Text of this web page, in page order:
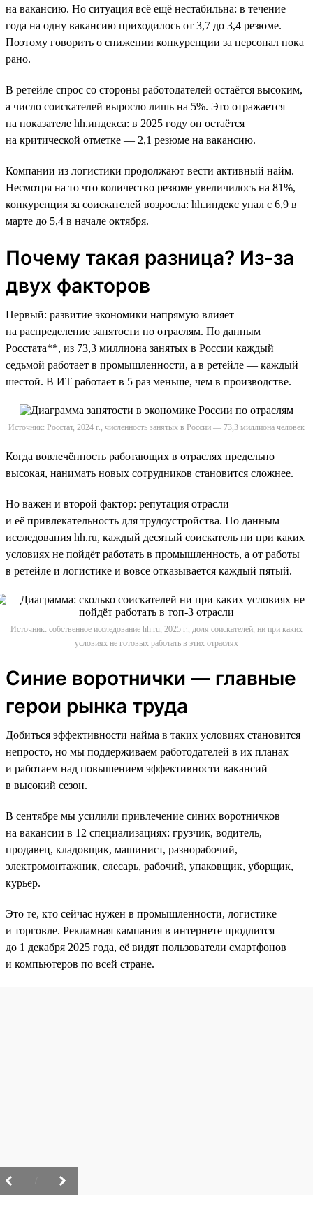
на вакансию. Но ситуация всё ещё нестабильна: в течение
года на одну вакансию приходилось от 3,7 до 3,4 резюме.
Поэтому говорить о снижении конкуренции за персонал пока
рано.
В ретейле спрос со стороны работодателей остаётся высоким,
а число соискателей выросло лишь на 5%. Это отражается
на показателе hh.индекса: в 2025 году он остаётся
на критической отметке — 2,1 резюме на вакансию.
Компании из логистики продолжают вести активный найм.
Несмотря на то что количество резюме увеличилось на 81%,
конкуренция за соискателей возросла: hh.индекс упал с 6,9 в
марте до 5,4 в начале октября.
Почему такая разница? Из-за
двух факторов
Первый: развитие экономики напрямую влияет
на распределение занятости по отраслям. По данным
Росстата**, из 73,3 миллиона занятых в России каждый
седьмой работает в промышленности, а в ретейле — каждый
шестой. В ИТ работает в 5 раз меньше, чем в производстве.
Источник: Росстат, 2024 г., численность занятых в России — 73,3 миллиона человек
Когда вовлечённость работающих в отраслях предельно
высокая, нанимать новых сотрудников становится сложнее.
Но важен и второй фактор: репутация отрасли
и её привлекательность для трудоустройства. По данным
исследования hh.ru, каждый десятый соискатель ни при каких
условиях не пойдёт работать в промышленность, а от работы
в ретейле и логистике и вовсе отказывается каждый пятый.
Источник: собственное исследование hh.ru, 2025 г., доля соискателей, ни при каких
условиях не готовых работать в этих отраслях
Синие воротнички — главные
герои рынка труда
Добиться эффективности найма в таких условиях становится
непросто, но мы поддерживаем работодателей в их планах
и работаем над повышением эффективности вакансий
в высокий сезон.
В сентябре мы усилили привлечение синих воротничков
на вакансии в 12 специализациях: грузчик, водитель,
продавец, кладовщик, машинист, разнорабочий,
электромонтажник, слесарь, рабочий, упаковщик, уборщик,
курьер.
Это те, кто сейчас нужен в промышленности, логистике
и торговле. Рекламная кампания в интернете продлится
до 1 декабря 2025 года, её видят пользователи смартфонов
и компьютеров по всей стране.